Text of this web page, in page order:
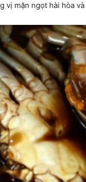
vị mặn ngọt hài hòa